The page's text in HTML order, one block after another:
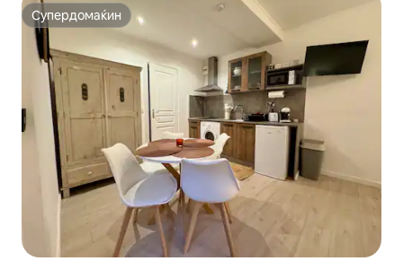
Супердомаќин
Супердомаќин